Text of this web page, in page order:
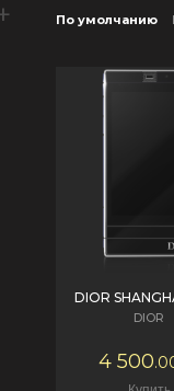
По умолчанию
DIOR
DIOR
4 500